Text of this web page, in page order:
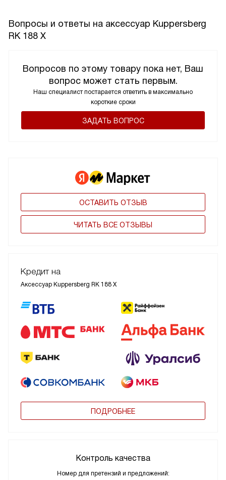
Вопросы и ответы на аксессуар Kuppersberg
RK 188 X
Вопросов по этому товару пока нет, Ваш
вопрос может стать первым.
Наш специалист постарается ответить в максимально
короткие сроки
ЗАДАТЬ ВОПРОС
ОСТАВИТЬ ОТЗЫВ
ЧИТАТЬ ВСЕ ОТЗЫВЫ
Кредит на
Аксессуар Kuppersberg RK 188 X
ПОДРОБНЕЕ
Контроль качества
Номер для претензий и предложений: